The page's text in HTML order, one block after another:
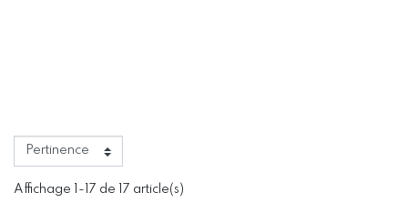
Affichage 1-17 de 17 article(s)